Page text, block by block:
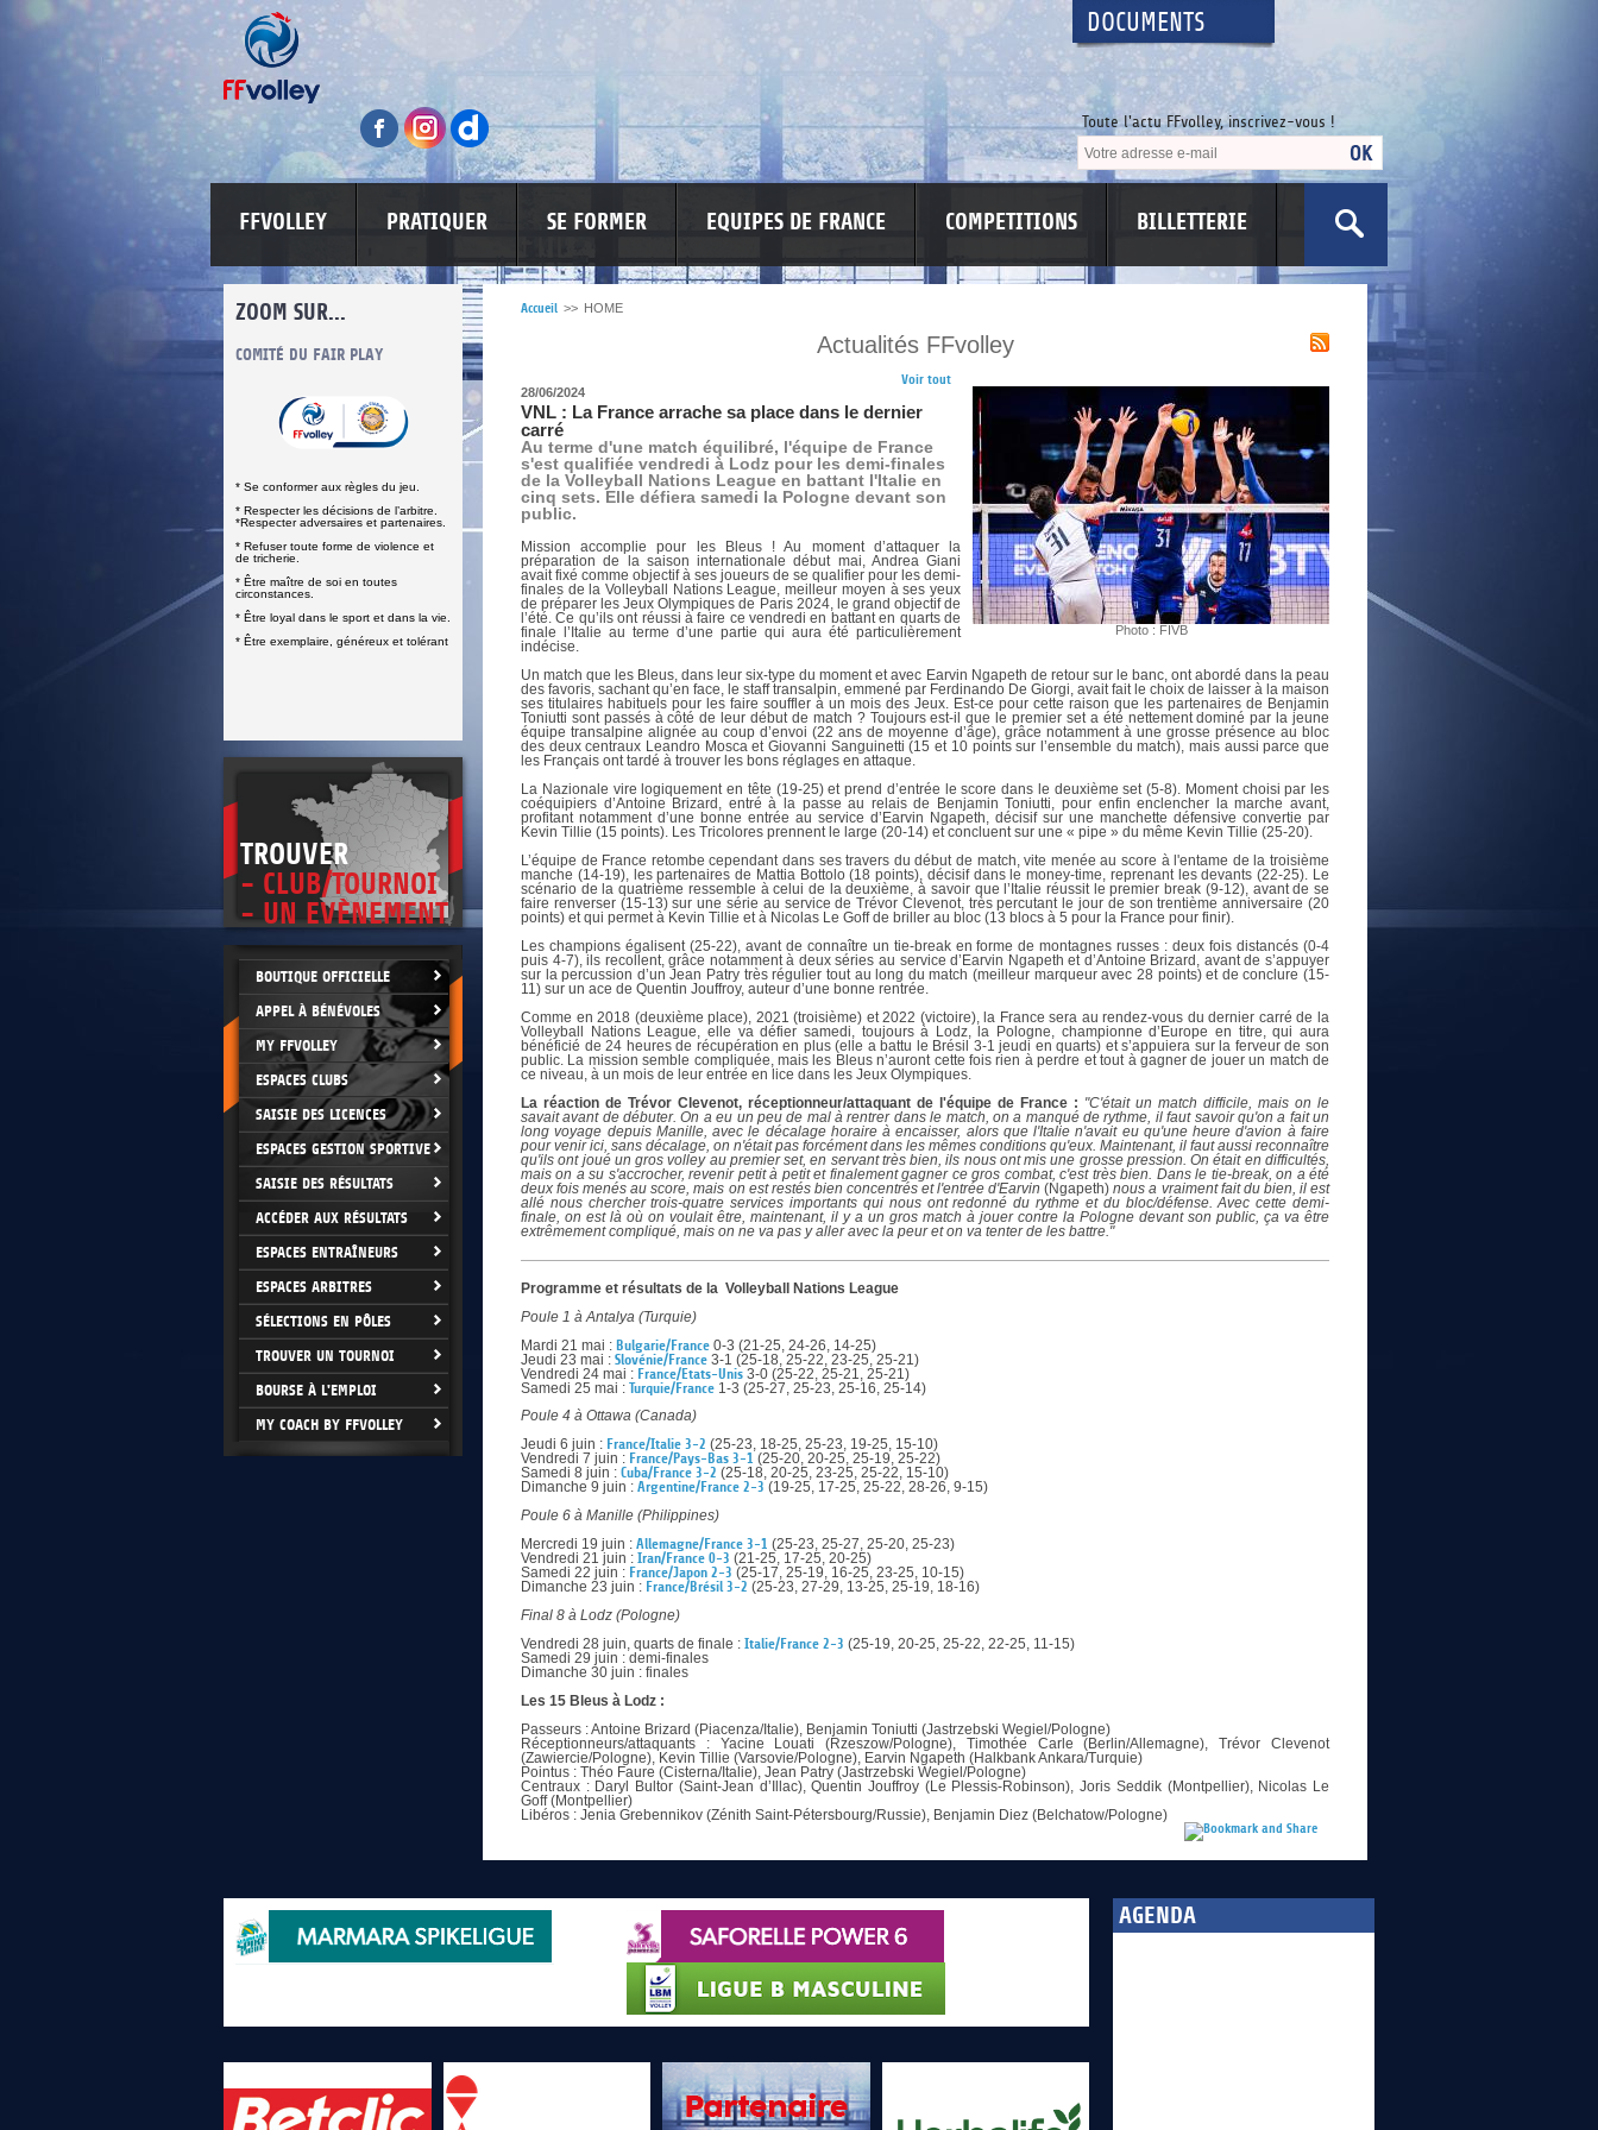
DOCUMENTS
Toute l'actu FFvolley, inscrivez-vous !
FFVOLLEY PRATIQUER SE FORMER EQUIPES DE FRANCE COMPETITIONS BILLETTERIE
ZOOM SUR...
DOCUMENTS UTILES
CLIQUEZ ICI
COMITÉ DU FAIR PLAY
* Se conformer aux règles du jeu.
* Respecter les décisions de l’arbitre.
*Respecter adversaires et partenaires.
* Refuser toute forme de violence et
de tricherie.
* Être maître de soi en toutes
circonstances.
* Être loyal dans le sport et dans la vie.
* Être exemplaire, généreux et tolérant
LUTTE CONTRE LES VIOLENCES INFORMATIONS CORONAVIRUS
DOCUMENTS UTILES
SITUATION SANITAIRE
COVID-19
>CLIQUEZ ICI
TROUVER
- CLUB/TOURNOI
- UN EVÈNEMENT
BOUTIQUE OFFICIELLE
APPEL À BÉNÉVOLES
MY FFVOLLEY
ESPACES CLUBS
SAISIE DES LICENCES
ESPACES GESTION SPORTIVE
SAISIE DES RÉSULTATS
ACCÉDER AUX RÉSULTATS
ESPACES ENTRAÎNEURS
ESPACES ARBITRES
SÉLECTIONS EN PÔLES
TROUVER UN TOURNOI
BOURSE À L'EMPLOI
MY COACH BY FFVOLLEY
Accueil >> HOME
Actualités FFvolley
Voir tout
Photo : FIVB
28/06/2024
VNL : La France arrache sa place dans le dernier
carré
Au terme d'une match équilibré, l'équipe de France
s'est qualifiée vendredi à Lodz pour les demi-finales
de la Volleyball Nations League en battant l'Italie en
cinq sets. Elle défiera samedi la Pologne devant son
public.
Mission accomplie pour les Bleus ! Au moment d’attaquer la
préparation de la saison internationale début mai, Andrea Giani
avait fixé comme objectif à ses joueurs de se qualifier pour les demi-
finales de la Volleyball Nations League, meilleur moyen à ses yeux
de préparer les Jeux Olympiques de Paris 2024, le grand objectif de
l’été. Ce qu’ils ont réussi à faire ce vendredi en battant en quarts de
finale l’Italie au terme d’une partie qui aura été particulièrement
indécise.
Un match que les Bleus, dans leur six-type du moment et avec Earvin Ngapeth de retour sur le banc, ont abordé dans la peau
des favoris, sachant qu’en face, le staff transalpin, emmené par Ferdinando De Giorgi, avait fait le choix de laisser à la maison
ses titulaires habituels pour les faire souffler à un mois des Jeux. Est-ce pour cette raison que les partenaires de Benjamin
Toniutti sont passés à côté de leur début de match ? Toujours est-il que le premier set a été nettement dominé par la jeune
équipe transalpine alignée au coup d’envoi (22 ans de moyenne d’âge), grâce notamment à une grosse présence au bloc
des deux centraux Leandro Mosca et Giovanni Sanguinetti (15 et 10 points sur l’ensemble du match), mais aussi parce que
les Français ont tardé à trouver les bons réglages en attaque.
La Nazionale vire logiquement en tête (19-25) et prend d’entrée le score dans le deuxième set (5-8). Moment choisi par les
coéquipiers d’Antoine Brizard, entré à la passe au relais de Benjamin Toniutti, pour enfin enclencher la marche avant,
profitant notamment d’une bonne entrée au service d’Earvin Ngapeth, décisif sur une manchette défensive convertie par
Kevin Tillie (15 points). Les Tricolores prennent le large (20-14) et concluent sur une « pipe » du même Kevin Tillie (25-20).
L’équipe de France retombe cependant dans ses travers du début de match, vite menée au score à l'entame de la troisième
manche (14-19), les partenaires de Mattia Bottolo (18 points), décisif dans le money-time, reprenant les devants (22-25). Le
scénario de la quatrième ressemble à celui de la deuxième, à savoir que l’Italie réussit le premier break (9-12), avant de se
faire renverser (15-13) sur une série au service de Trévor Clevenot, très percutant le jour de son trentième anniversaire (20
points) et qui permet à Kevin Tillie et à Nicolas Le Goff de briller au bloc (13 blocs à 5 pour la France pour finir).
Les champions égalisent (25-22), avant de connaître un tie-break en forme de montagnes russes : deux fois distancés (0-4
puis 4-7), ils recollent, grâce notamment à deux séries au service d’Earvin Ngapeth et d’Antoine Brizard, avant de s’appuyer
sur la percussion d’un Jean Patry très régulier tout au long du match (meilleur marqueur avec 28 points) et de conclure (15-
11) sur un ace de Quentin Jouffroy, auteur d’une bonne rentrée.
Comme en 2018 (deuxième place), 2021 (troisième) et 2022 (victoire), la France sera au rendez-vous du dernier carré de la
Volleyball Nations League, elle va défier samedi, toujours à Lodz, la Pologne, championne d’Europe en titre, qui aura
bénéficié de 24 heures de récupération en plus (elle a battu le Brésil 3-1 jeudi en quarts) et s’appuiera sur la ferveur de son
public. La mission semble compliquée, mais les Bleus n’auront cette fois rien à perdre et tout à gagner de jouer un match de
ce niveau, à un mois de leur entrée en lice dans les Jeux Olympiques.
La réaction de Trévor Clevenot, réceptionneur/attaquant de l'équipe de France : "C'était un match difficile, mais on le
savait avant de débuter. On a eu un peu de mal à rentrer dans le match, on a manqué de rythme, il faut savoir qu'on a fait un
long voyage depuis Manille, avec le décalage horaire à encaisser, alors que l'Italie n'avait eu qu'une heure d'avion à faire
pour venir ici, sans décalage, on n'était pas forcément dans les mêmes conditions qu'eux. Maintenant, il faut aussi reconnaître
qu'ils ont joué un gros volley au premier set, en servant très bien, ils nous ont mis une grosse pression. On était en difficultés,
mais on a su s'accrocher, revenir petit à petit et finalement gagner ce gros combat, c'est très bien. Dans le tie-break, on a été
deux fois menés au score, mais on est restés bien concentrés et l'entrée d'Earvin(Ngapeth) nous a vraiment fait du bien, il est
allé nous chercher trois-quatre services importants qui nous ont redonné du rythme et du bloc/défense. Avec cette demi-
finale, on est là où on voulait être, maintenant, il y a un gros match à jouer contre la Pologne devant son public, ça va être
extrêmement compliqué, mais on ne va pas y aller avec la peur et on va tenter de les battre."
Programme et résultats de la Volleyball Nations League
Poule 1 à Antalya (Turquie)
Mardi 21 mai : Bulgarie/France 0-3 (21-25, 24-26, 14-25)
Jeudi 23 mai : Slovénie/France 3-1 (25-18, 25-22, 23-25, 25-21)
Vendredi 24 mai : France/Etats-Unis 3-0 (25-22, 25-21, 25-21)
Samedi 25 mai : Turquie/France 1-3 (25-27, 25-23, 25-16, 25-14)
Poule 4 à Ottawa (Canada)
Jeudi 6 juin : France/Italie 3-2 (25-23, 18-25, 25-23, 19-25, 15-10)
Vendredi 7 juin : France/Pays-Bas 3-1 (25-20, 20-25, 25-19, 25-22)
Samedi 8 juin : Cuba/France 3-2 (25-18, 20-25, 23-25, 25-22, 15-10)
Dimanche 9 juin : Argentine/France 2-3 (19-25, 17-25, 25-22, 28-26, 9-15)
Poule 6 à Manille (Philippines)
Mercredi 19 juin : Allemagne/France 3-1 (25-23, 25-27, 25-20, 25-23)
Vendredi 21 juin : Iran/France 0-3 (21-25, 17-25, 20-25)
Samedi 22 juin : France/Japon 2-3 (25-17, 25-19, 16-25, 23-25, 10-15)
Dimanche 23 juin : France/Brésil 3-2 (25-23, 27-29, 13-25, 25-19, 18-16)
Final 8 à Lodz (Pologne)
Vendredi 28 juin, quarts de finale : Italie/France 2-3 (25-19, 20-25, 25-22, 22-25, 11-15)
Samedi 29 juin : demi-finales
Dimanche 30 juin : finales
Les 15 Bleus à Lodz :
Passeurs : Antoine Brizard (Piacenza/Italie), Benjamin Toniutti (Jastrzebski Wegiel/Pologne)
Réceptionneurs/attaquants : Yacine Louati (Rzeszow/Pologne), Timothée Carle (Berlin/Allemagne), Trévor Clevenot
(Zawiercie/Pologne), Kevin Tillie (Varsovie/Pologne), Earvin Ngapeth (Halkbank Ankara/Turquie)
Pointus : Théo Faure (Cisterna/Italie), Jean Patry (Jastrzebski Wegiel/Pologne)
Centraux : Daryl Bultor (Saint-Jean d’Illac), Quentin Jouffroy (Le Plessis-Robinson), Joris Seddik (Montpellier), Nicolas Le
Goff (Montpellier)
Libéros : Jenia Grebennikov (Zénith Saint-Pétersbourg/Russie), Benjamin Diez (Belchatow/Pologne)
AGENDA